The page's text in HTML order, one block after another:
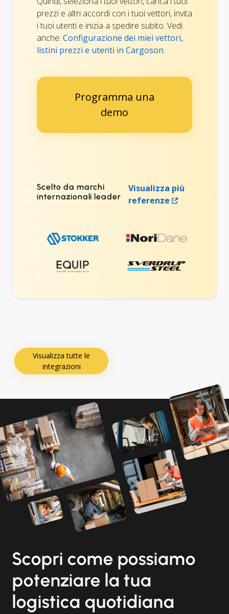
prezzi e altri accordi con i tuoi vettori, invita
i tuoi utenti e inizia a spedire subito. Vedi
anche: Configurazione dei miei vettori,
listini prezzi e utenti in Cargoson.
Programma una
demo
Scelto da marchi
internazionali leader
Visualizza più
referenze
Visualizza tutte le
integrazioni
Scopri come possiamo
potenziare la tua
logistica quotidiana